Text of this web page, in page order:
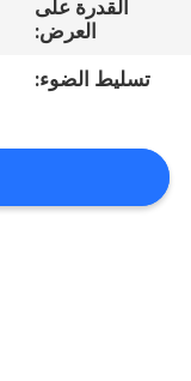
أخبار
حالات
القدرة على
العرض:
تسليط الضوء: